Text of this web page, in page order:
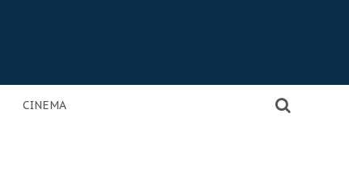
CINEMA